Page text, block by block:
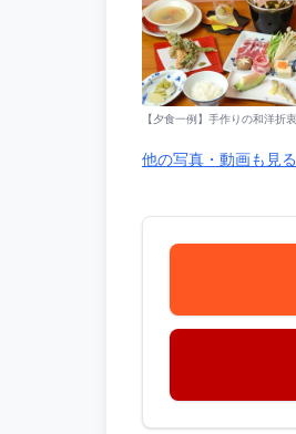
他の写真・動画も見る